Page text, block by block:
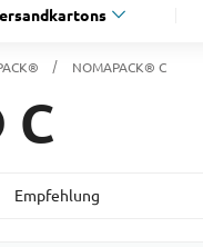
NOMAPACK® C
C